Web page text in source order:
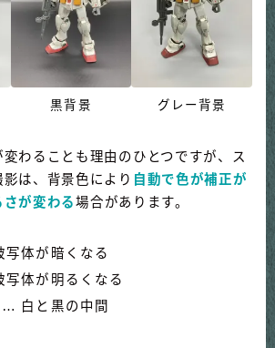
黒背景 グレー背景
わることも理由のひとつですが、ス
は、背景色により 自動で色が補正が
さが変わる場合があります。
体が暗くなる
体が明るくなる
… 白と黒の中間